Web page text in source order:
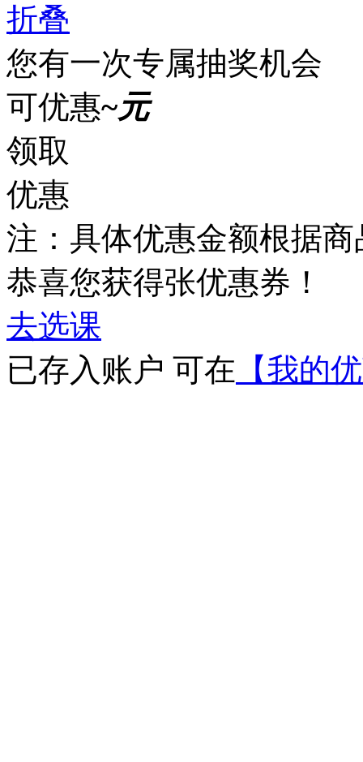
折叠
您有一次专属抽奖机会
可优惠~元
领取
优惠
注：具体优惠金额根据
恭喜您获得张优惠券！
去选课
已存入账户 可在 【我的